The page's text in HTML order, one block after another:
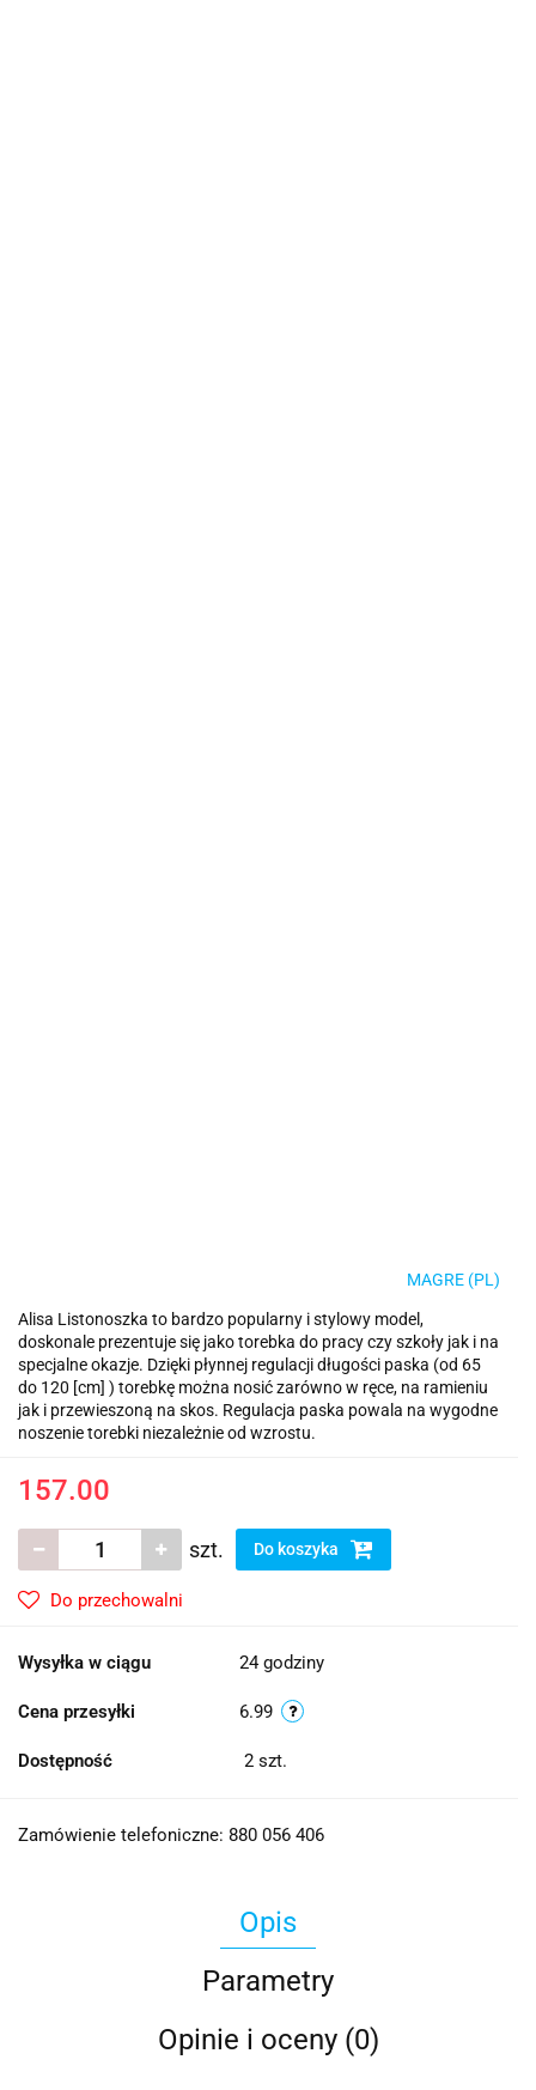
MAGRE (PL)
Alisa Listonoszka to bardzo popularny i stylowy model,
doskonale prezentuje się jako torebka do pracy czy szkoły jak i na
specjalne okazje. Dzięki płynnej regulacji długości paska (od 65
do 120 [cm] ) torebkę można nosić zarówno w ręce, na ramieniu
jak i przewieszoną na skos. Regulacja paska powala na wygodne
noszenie torebki niezależnie od wzrostu.
157.00
szt. Do koszyka
Do przechowalni
Wysyłka w ciągu 24 godziny
Cena przesyłki 6.99
Dostępność 2 szt.
Zamówienie telefoniczne: 880 056 406
Opis
Parametry
Opinie i oceny (0)